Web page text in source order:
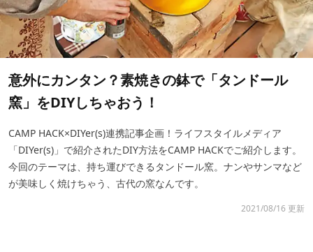
意外にカンタン？素焼きの鉢で「タンドール
窯」をDIYしちゃおう！
CAMP HACK×DIYer(s)連携記事企画！ライフスタイルメディア
「DIYer(s)」で紹介されたDIY方法をCAMP HACKでご紹介します。
今回のテーマは、持ち運びできるタンドール窯。ナンやサンマなど
が美味しく焼けちゃう、古代の窯なんです。
2021/08/16 更新